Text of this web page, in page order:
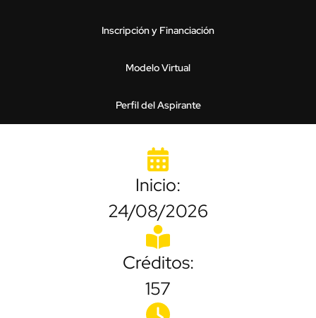
Inscripción y Financiación
Modelo Virtual
Perfil del Aspirante
Inicio:
24/08/2026
Créditos:
157